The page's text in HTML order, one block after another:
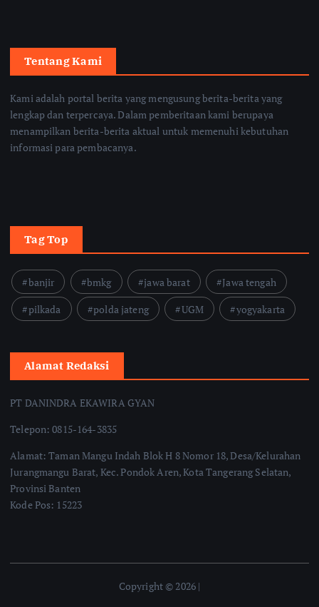
Tentang Kami
Kami adalah portal berita yang mengusung berita-berita yang
lengkap dan terpercaya. Dalam pemberitaan kami berupaya
menampilkan berita-berita aktual untuk memenuhi kebutuhan
informasi para pembacanya.
Tag Top
banjir bmkg jawa barat
Jawa tengah
pilkada
polda jateng UGM yogyakarta
Alamat Redaksi
PT DANINDRA EKAWIRA GYAN
Telepon: 0815-164-3835
Alamat: Taman Mangu Indah Blok H 8 Nomor 18, Desa/Kelurahan
Jurangmangu Barat, Kec. Pondok Aren, Kota Tangerang Selatan,
Provinsi Banten
Kode Pos: 15223
Copyright © 2026 |